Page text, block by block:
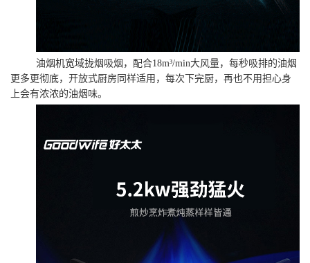
油烟机宽域拢烟吸烟，配合18m³/min大风量，每秒吸排的油烟
更多更彻底，开放式厨房同样适用，每次下完厨，再也不用担心身
上会有浓浓的油烟味。